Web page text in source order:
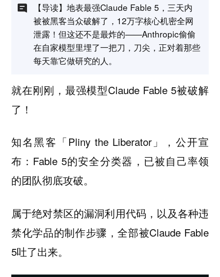
【导读】地表最强Claude Fable 5，三天内
被被黑客当众破解了，12万字核心机密全网
泄露！但这还不是最炸的——Anthropic偷偷
在自家模型里埋了一把刀，刀尖，正对着那些
每天靠它做研究的人。
就在刚刚，最强模型Claude Fable 5被破解
了！
知名黑客「Pliny the Liberator」，公开宣
布：Fable 5的安全分类器，已被自己率领
的团队彻底攻破。
属于绝对禁区的漏洞利用代码，以及各种违
禁化学品的制作步骤，全部被Claude Fable
5吐了出来。